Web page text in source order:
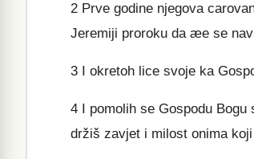
2 Prve godine njegova
Jeremiji proroku da æe se
3 I okretoh lice svoje ka
4 I pomolih se Gospodu
držiš zavjet i milost onima